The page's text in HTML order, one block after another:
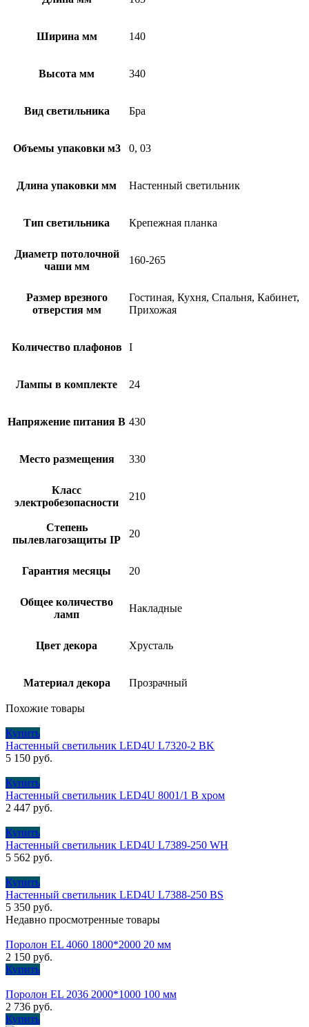
Ширина мм 140
Высота мм 340
Вид светильника Бра
Объемы упаковки м3 0, 03
Длина упаковки мм Настенный светильник
Тип светильника Крепежная планка
Диаметр потолочной
чаши мм
160-265
Размер врезного
отверстия мм
Гостиная, Кухня, Спальня, Кабинет,
Прихожая
Количество плафонов I
Лампы в комплекте 24
Напряжение питания В 430
Место размещения 330
Класс
электробезопасности
210
Степень
пылевлагозащиты IP
20
Гарантия месяцы 20
Общее количество
ламп
Накладные
Цвет декора Хрусталь
Материал декора Прозрачный
Похожие товары
Купить
Настенный светильник LED4U L7320-2 BK
5 150 руб.
Купить
Настенный светильник LED4U 8001/1 В хром
2 447 руб.
Купить
Настенный светильник LED4U L7389-250 WH
5 562 руб.
Купить
Настенный светильник LED4U L7388-250 BS
5 350 руб.
Недавно просмотренные товары
Поролон EL 4060 1800*2000 20 мм
2 150 руб.
Купить
Поролон EL 2036 2000*1000 100 мм
2 736 руб.
Купить